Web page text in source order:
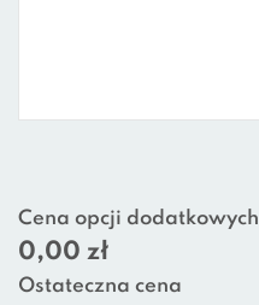
Cena opcji dodatkowych
0,00 zł
Ostateczna cena